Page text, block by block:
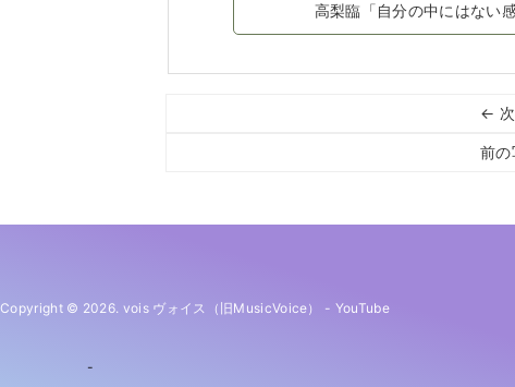
高梨臨「自分の中にはない
← 次
前
Copyright © 2026. vois ヴォイス（旧MusicVoice） - YouTube
-